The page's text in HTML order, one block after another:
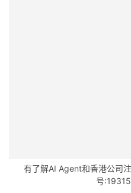
有了解AI Agent和香港公司
号